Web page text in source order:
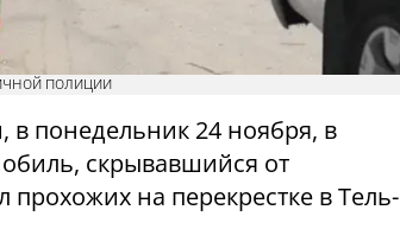
полиции
в понедельник 24 ноября, в
скрывавшийся от
прохожих на перекрестке в Тель-